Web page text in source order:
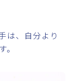
は、自分より